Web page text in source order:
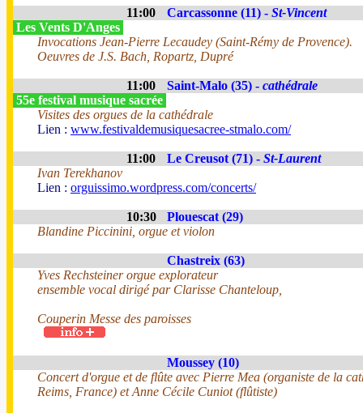
11:00 Carcassonne (11) - St-Vincent
Les Vents D'Anges
Invocations Jean-Pierre Lecaudey (Saint-Rémy de Provence).
Oeuvres de J.S. Bach, Ropartz, Dupré
11:00 Saint-Malo (35) - cathédrale
55e festival musique sacrée
Visites des orgues de la cathédrale
Lien : www.festivaldemusiquesacree-stmalo.com/
11:00 Le Creusot (71) - St-Laurent
Ivan Terekhanov
Lien : orguissimo.wordpress.com/concerts/
10:30
Plouescat (29)
Blandine Piccinini, orgue et violon
Chastreix (63)
Yves Rechsteiner orgue explorateur
ensemble vocal dirigé par Clarisse Chanteloup,
Couperin Messe des paroisses
Moussey (10)
Concert d'orgue et de flûte avec Pierre Mea (organiste de la
Reims, France) et Anne Cécile Cuniot (flûtiste)